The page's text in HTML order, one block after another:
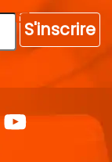
S'inscrire